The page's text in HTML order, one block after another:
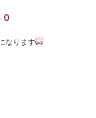
なります